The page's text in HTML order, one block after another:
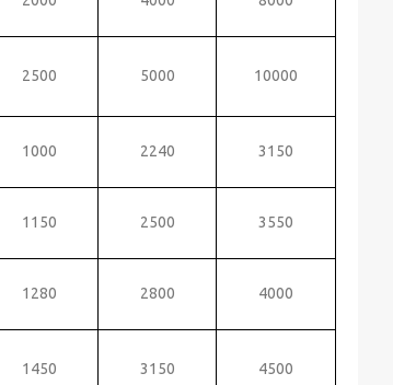
2500 5000 10000
1000 2240 3150
1150 2500 3550
1280 2800 4000
1450 3150 4500